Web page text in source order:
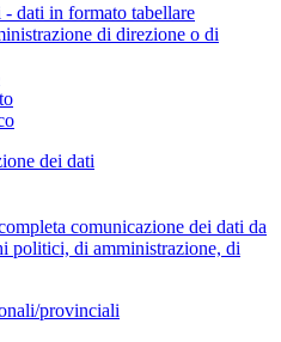
dati in formato tabellare
di direzione o di
dei dati
comunicazione dei dati da
politici, di amministrazione, di
provinciali